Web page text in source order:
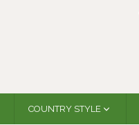
COUNTRY STYLE